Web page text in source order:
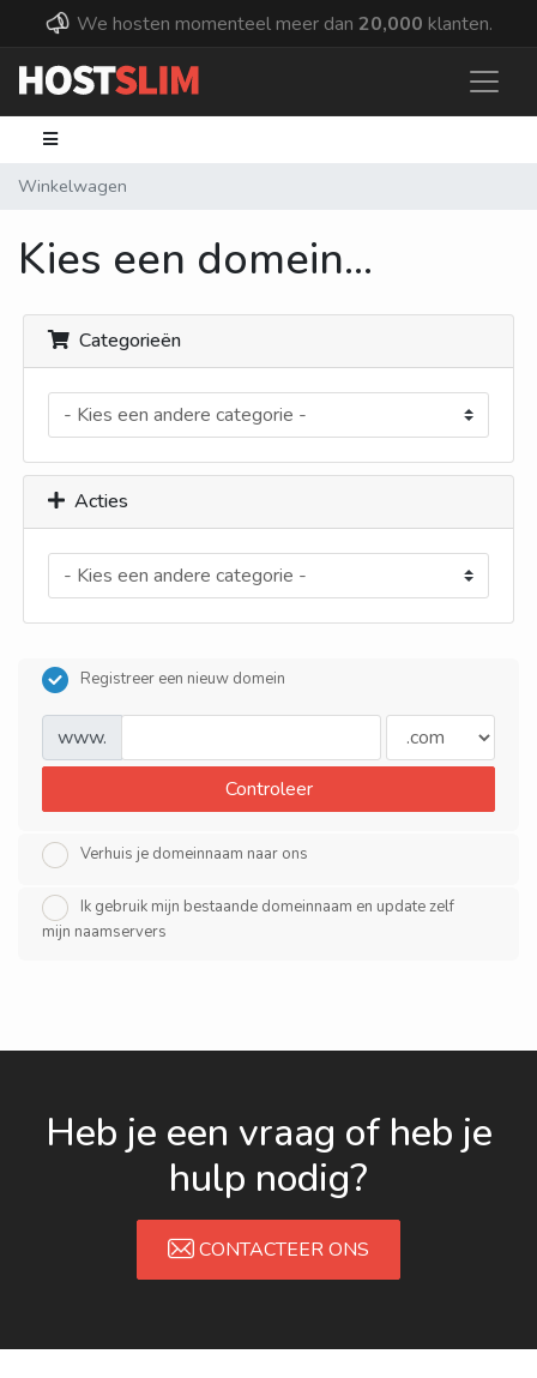
We hosten momenteel meer dan 20,000 klanten.
Winkelwagen
Kies een domein...
Categorieën
Acties
Registreer een nieuw domein
www.
Controleer
Verhuis je domeinnaam naar ons
Ik gebruik mijn bestaande domeinnaam en update zelf
mijn naamservers
Heb je een vraag of heb je
hulp nodig?
CONTACTEER ONS